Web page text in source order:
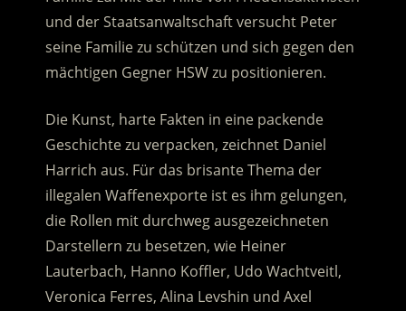
und der Staatsanwaltschaft versucht Peter
seine Familie zu schützen und sich gegen den
mächtigen Gegner HSW zu positionieren.
Die Kunst, harte Fakten in eine packende
Geschichte zu verpacken, zeichnet Daniel
Harrich aus. Für das brisante Thema der
illegalen Waffenexporte ist es ihm gelungen,
die Rollen mit durchweg ausgezeichneten
Darstellern zu besetzen, wie Heiner
Lauterbach, Hanno Koffler, Udo Wachtveitl,
Veronica Ferres, Alina Levshin und Axel